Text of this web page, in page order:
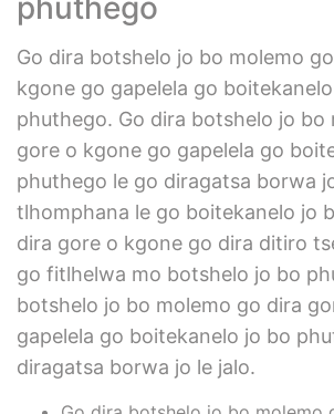
phuthego
Go dira botshelo jo bo molemo
kgone go gapelela go
phuthego. Go dira botshelo jo bo
gore o kgone go gapelela go
phuthego le go diragatsa borwa
tlhomphana le go boitekanelo jo
dira gore o kgone go dira ditiro
go fitlhelwa mo botshelo jo bo
botshelo jo bo molemo go dira
gapelela go boitekanelo jo bo
diragatsa borwa jo le jalo.